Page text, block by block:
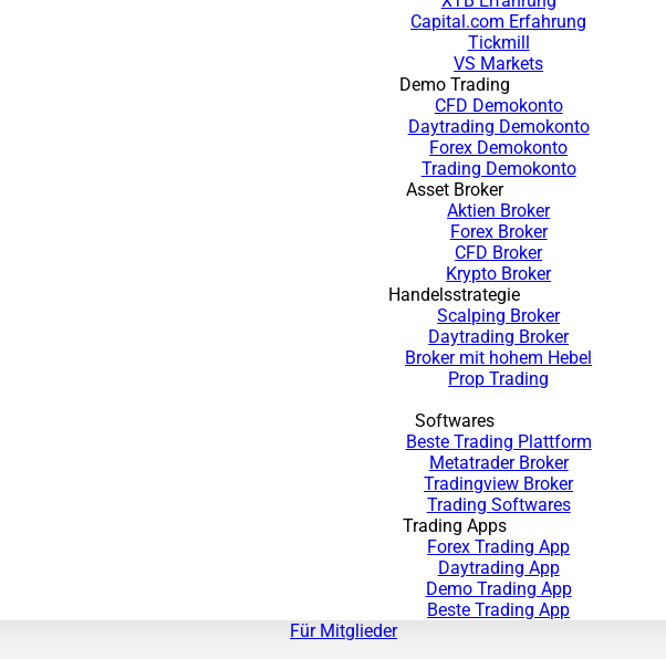
Capital.com Erfahrung
Tickmill
VS Markets
Demo Trading
CFD Demokonto
Daytrading Demokonto
Forex Demokonto
Trading Demokonto
Asset Broker
Aktien Broker
Forex Broker
CFD Broker
Krypto Broker
Handelsstrategie
Scalping Broker
Daytrading Broker
Broker mit hohem Hebel
Prop Trading
Softwares
Beste Trading Plattform
Metatrader Broker
Tradingview Broker
Trading Softwares
Trading Apps
Forex Trading App
Daytrading App
Demo Trading App
Beste Trading App
Für Mitglieder